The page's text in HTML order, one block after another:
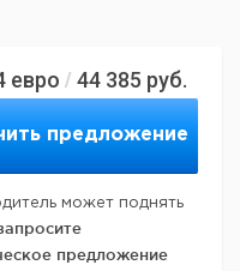
евро / 44 385 руб.
предложение
может поднять
предложение